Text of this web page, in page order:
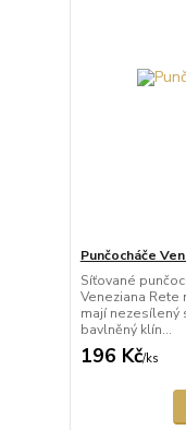
Punčocháče
Síťované
Veneziana Rete
mají nezesílený
bavlněný klín...
196 Kč/ks